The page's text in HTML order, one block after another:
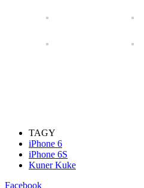
TAGY
iPhone 6
iPhone 6S
Kuner Kuke
Facebook